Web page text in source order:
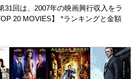
31回は、2007年の映画興行収入をラ
20 MOVIES】 *ランキングと金額